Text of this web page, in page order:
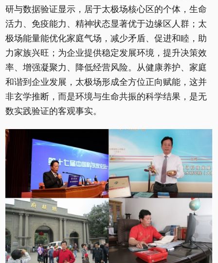
研与数据验证显示，居于太极场核心区的个体，生命
活力、免疫能力、精神状态显著优于边缘区人群；太
极场能量能优化家庭气场，减少矛盾、促进和睦，助
力家族兴旺；为企业提供稳定发展环境，提升决策效
率、增强凝聚力、降低经营风险。从健康养护、家庭
和谐到企业发展，太极场形成全方位正向赋能，这并
非玄学推断，而是环境与生命共振的科学结果，是无
数实践验证的客观事实。